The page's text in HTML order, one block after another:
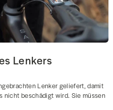
Lenkers
Lenker geliefert, damit
nicht beschädigt wird. Sie müssen